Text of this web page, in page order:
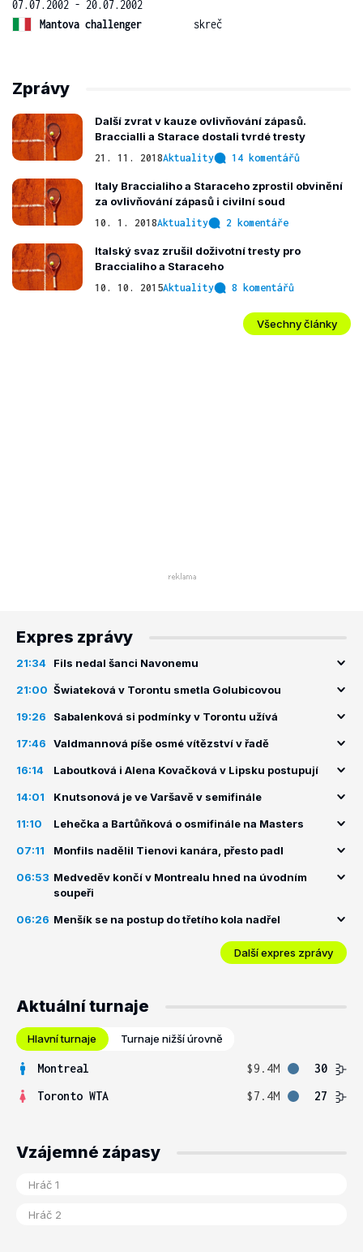
07.07.2002 - 20.07.2002
Mantova challenger
skreč
Zprávy
Další zvrat v kauze ovlivňování zápasů.
Braccialli a Starace dostali tvrdé tresty
21. 11. 2018Aktuality 14 komentářů
Italy Braccialiho a Staraceho zprostil obvinění
za ovlivňování zápasů i civilní soud
10. 1. 2018Aktuality 2 komentáře
Italský svaz zrušil doživotní tresty pro
Braccialiho a Staraceho
10. 10. 2015Aktuality 8 komentářů
Všechny články
Expres zprávy
21:34 Fils nedal šanci Navonemu
21:00 Šwiateková v Torontu smetla Golubicovou
19:26 Sabalenková si podmínky v Torontu užívá
17:46 Valdmannová píše osmé vítězství v řadě
16:14 Laboutková i Alena Kovačková v Lipsku postupují
14:01 Knutsonová je ve Varšavě v semifinále
11:10 Lehečka a Bartůňková o osmifinále na Masters
07:11 Monfils nadělil Tienovi kanára, přesto padl
06:53 Medveděv končí v Montrealu hned na úvodním
soupeři
06:26 Menšík se na postup do třetího kola nadřel
Další expres zprávy
Aktuální turnaje
Hlavní turnaje Turnaje nižší úrovně
Montreal $9.4M
30
Toronto WTA
$7.4M 27
Vzájemné zápasy